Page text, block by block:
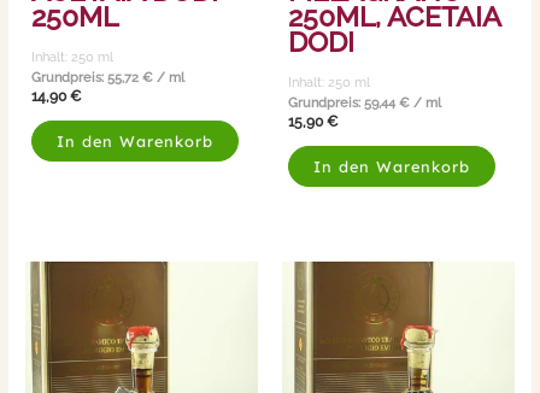
250ML
Inhalt: 250 ml
Grundpreis:55,72€ / ml
14,90€
In den Warenkorb
250ML, ACETAIA
DODI
Inhalt: 250 ml
Grundpreis: 59,44 € / ml
15,90€
In den Warenkorb